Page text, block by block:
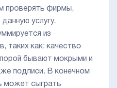
проверять фирмы,
услугу.
из
таких как: качество
порой бывают мокрыми и
подписи. В конечном
может сыграть